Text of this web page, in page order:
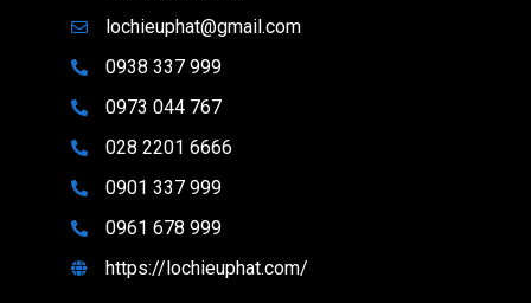
lochieuphat@gmail.com
0938 337 999
0973 044 767
028 2201 6666
0901 337 999
0961 678 999
https://lochieuphat.com/